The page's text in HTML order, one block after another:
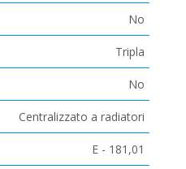
No
Tripla
No
Centralizzato a radiatori
E - 181,01